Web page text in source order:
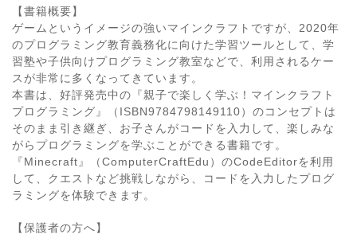
【書籍概要】
ゲームというイメージの強いマインクラフトですが、2020年
のプログラミング教育義務化に向けた学習ツールとして、学
習塾や子供向けプログラミング教室などで、利用されるケー
スが非常に多くなってきています。
本書は、好評発売中の『親子で楽しく学ぶ！マインクラフト
プログラミング』（ISBN9784798149110）のコンセプトは
そのまま引き継ぎ、お子さんがコードを入力して、楽しみな
がらプログラミングを学ぶことができる書籍です。
『Minecraft』（ComputerCraftEdu）のCodeEditorを利用
して、クエストなど挑戦しながら、コードを入力したプログ
ラミングを体験できます。
【保護者の方へ】